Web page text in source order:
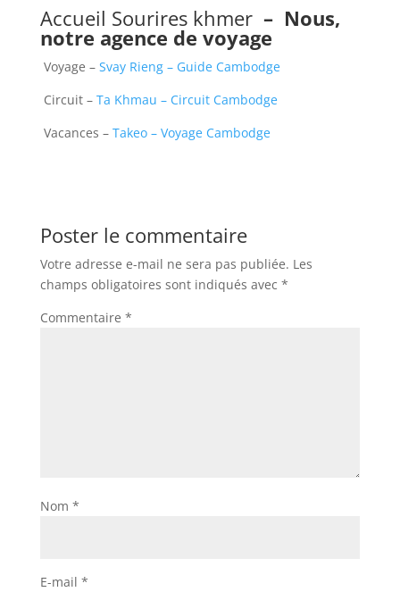
Accueil Sourires khmer – Nous,
notre agence de voyage
Voyage – Svay Rieng – Guide Cambodge
Circuit – Ta Khmau – Circuit Cambodge
Vacances – Takeo – Voyage Cambodge
Poster le commentaire
Votre adresse e-mail ne sera pas publiée. Les
champs obligatoires sont indiqués avec *
Commentaire *
Nom *
E-mail *